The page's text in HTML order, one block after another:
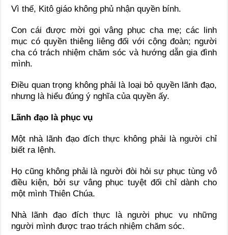
Vì thế, Kitô giáo không phủ nhận quyền bính.
Con cái được mời gọi vâng phục cha mẹ; các linh
mục có quyền thiêng liêng đối với cộng đoàn; người
cha có trách nhiệm chăm sóc và hướng dẫn gia đình
mình.
Điều quan trọng không phải là loại bỏ quyền lãnh đạo,
nhưng là hiểu đúng ý nghĩa của quyền ấy.
Lãnh đạo là phục vụ
Một nhà lãnh đạo đích thực không phải là người chỉ
biết ra lệnh.
Họ cũng không phải là người đòi hỏi sự phục tùng vô
điều kiện, bởi sự vâng phục tuyệt đối chỉ dành cho
một mình Thiên Chúa.
Nhà lãnh đạo đích thực là người phục vụ những
người mình được trao trách nhiệm chăm sóc.